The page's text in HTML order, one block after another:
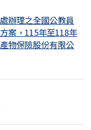
辦理之全國公教員
案，115年至118年
物保險股份有限公